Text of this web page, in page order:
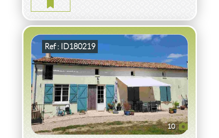
10
Ref : ID180219